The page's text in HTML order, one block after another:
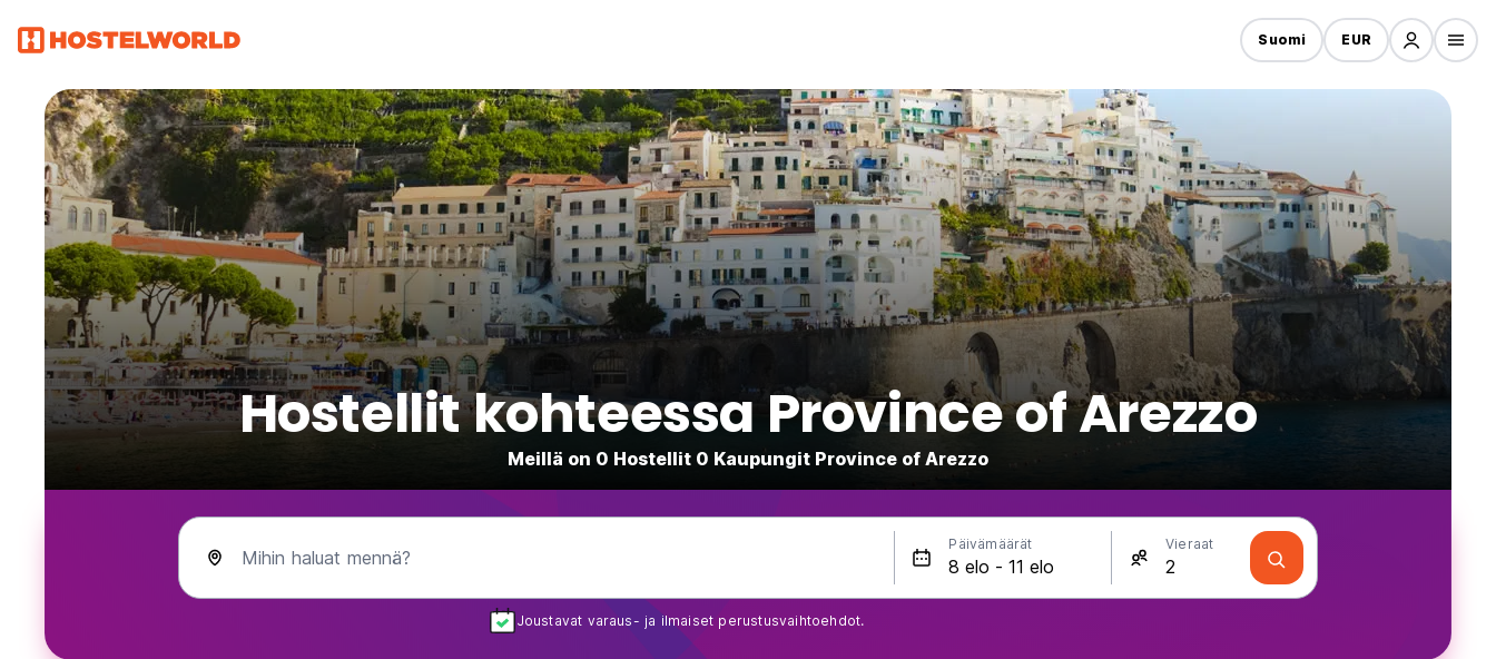
Suomi EUR
Hostellit kohteessa Province of Arezzo
Meillä on 0 Hostellit 0 Kaupungit Province of Arezzo
Mihin haluat mennä?
Päivämäärät Vieraat
Joustavat varaus- ja ilmaiset perustusvaihtoehdot.